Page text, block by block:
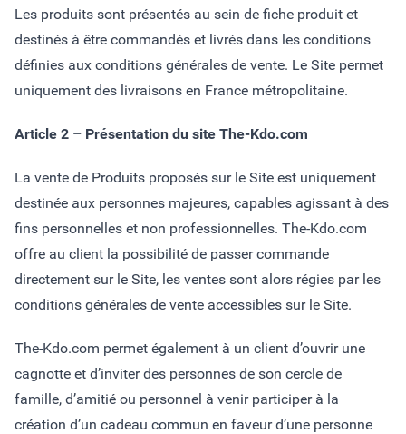
Les produits sont présentés au sein de fiche produit et
destinés à être commandés et livrés dans les conditions
définies aux conditions générales de vente. Le Site permet
uniquement des livraisons en France métropolitaine.
Article 2 – Présentation du site The-Kdo.com
La vente de Produits proposés sur le Site est uniquement
destinée aux personnes majeures, capables agissant à des
fins personnelles et non professionnelles. The-Kdo.com
offre au client la possibilité de passer commande
directement sur le Site, les ventes sont alors régies par les
conditions générales de vente accessibles sur le Site.
The-Kdo.com permet également à un client d’ouvrir une
cagnotte et d’inviter des personnes de son cercle de
famille, d’amitié ou personnel à venir participer à la
création d’un cadeau commun en faveur d’une personne